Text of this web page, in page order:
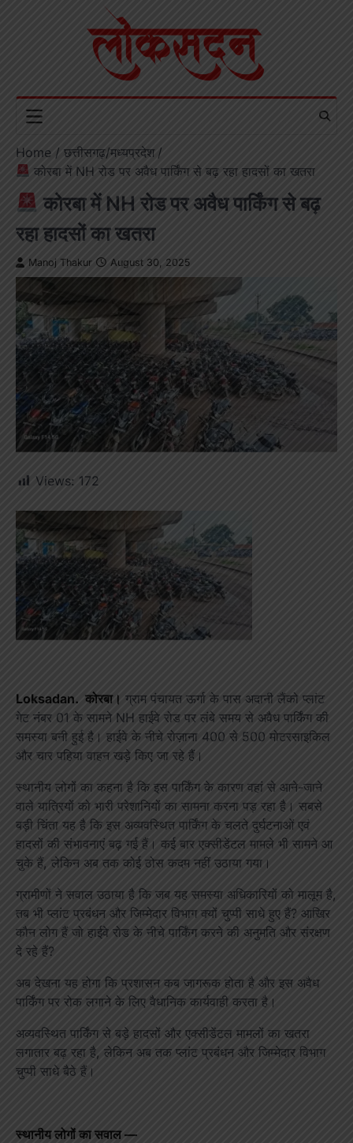
Home
छत्तीसगढ़/मध्यप्रदेश
कोरबा में NH रोड पर अवैध पार्किंग से बढ़ रहा हादसों का खतरा
कोरबा में NH रोड पर अवैध पार्किंग से बढ़
रहा हादसों का खतरा
Manoj Thakur August 30, 2025
Views: 172
Loksadan. कोरबा। ग्राम पंचायत ऊर्गा के पास अदानी लैंको प्लांट
गेट नंबर 01 के सामने NH हाईवे रोड पर लंबे समय से अवैध पार्किंग की
समस्या बनी हुई है। हाईवे के नीचे रोज़ाना 400 से 500 मोटरसाइकिल
और चार पहिया वाहन खड़े किए जा रहे हैं।
स्थानीय लोगों का कहना है कि इस पार्किंग के कारण वहां से आने-जाने
वाले यात्रियों को भारी परेशानियों का सामना करना पड़ रहा है। सबसे
बड़ी चिंता यह है कि इस अव्यवस्थित पार्किंग के चलते दुर्घटनाओं एवं
हादसों की संभावनाएं बढ़ गई हैं। कई बार एक्सीडेंटल मामले भी सामने आ
चुके हैं, लेकिन अब तक कोई ठोस कदम नहीं उठाया गया।
ग्रामीणों ने सवाल उठाया है कि जब यह समस्या अधिकारियों को मालूम है,
तब भी प्लांट प्रबंधन और जिम्मेदार विभाग क्यों चुप्पी साधे हुए हैं? आखिर
कौन लोग हैं जो हाईवे रोड के नीचे पार्किंग करने की अनुमति और संरक्षण
दे रहे हैं?
अब देखना यह होगा कि प्रशासन कब जागरूक होता है और इस अवैध
पार्किंग पर रोक लगाने के लिए वैधानिक कार्यवाही करता है।
अव्यवस्थित पार्किंग से बड़े हादसों और एक्सीडेंटल मामलों का खतरा
लगातार बढ़ रहा है, लेकिन अब तक प्लांट प्रबंधन और जिम्मेदार विभाग
चुप्पी साधे बैठे हैं।
स्थानीय लोगों का सवाल —